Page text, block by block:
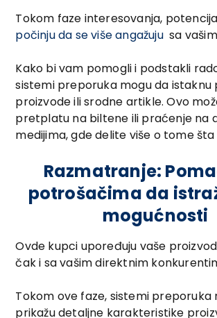
Tokom faze interesovanja,
počinju da se više angažuju sa
Kako bi vam pomogli i podstakli
sistemi preporuka mogu da istaknu
proizvode ili srodne artikle. Ovo
pretplatu na biltene ili praćenje na
medijima, gde delite više o tome šta
Razmatranje:
potrošačima da
mogućnosti
Ovde kupci upoređuju vaše
čak i sa vašim direktnim
Tokom ove faze, sistemi preporuka
prikažu detaljne karakteristike